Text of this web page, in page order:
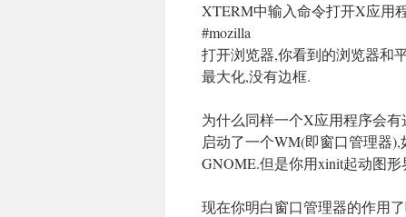
XTERM中输入命令打开X应用
#mozilla
打开浏览器,你看到的浏览器和
最大化,没有边框.
为什么同样一个X应用程序会
启动了一个WM(即窗口管理器
GNOME.但是你用xinit起动图
现在你明白窗口管理器的作用